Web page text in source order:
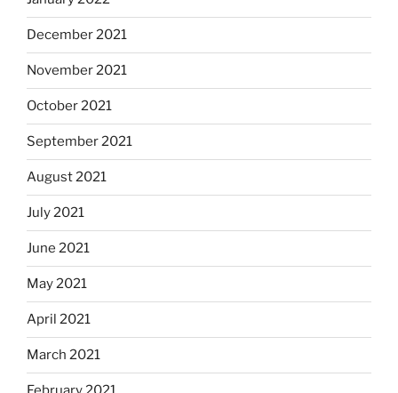
December 2021
November 2021
October 2021
September 2021
August 2021
July 2021
June 2021
May 2021
April 2021
March 2021